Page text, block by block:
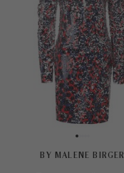
BY MALENE BIRGER